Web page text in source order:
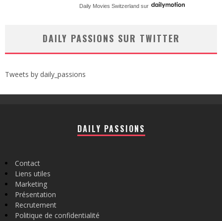
Daily Movies Switzerland sur
DAILY PASSIONS SUR TWITTER
Tweets by daily_passions
DAILY PASSIONS
Contact
Liens utiles
Marketing
Présentation
Recrutement
Politique de confidentialité